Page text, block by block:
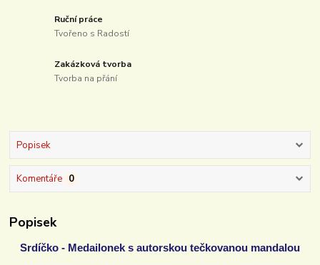
Ruční práce
Tvořeno s Radostí
Zakázková tvorba
Tvorba na přání
Popisek
Komentáře 0
Popisek
Srdíčko - Medailonek s autorskou tečkovanou mandalou